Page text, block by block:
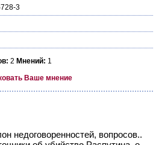
3
2 Мнений: 1
Ваше мнение
недоговоренностей, вопросов..